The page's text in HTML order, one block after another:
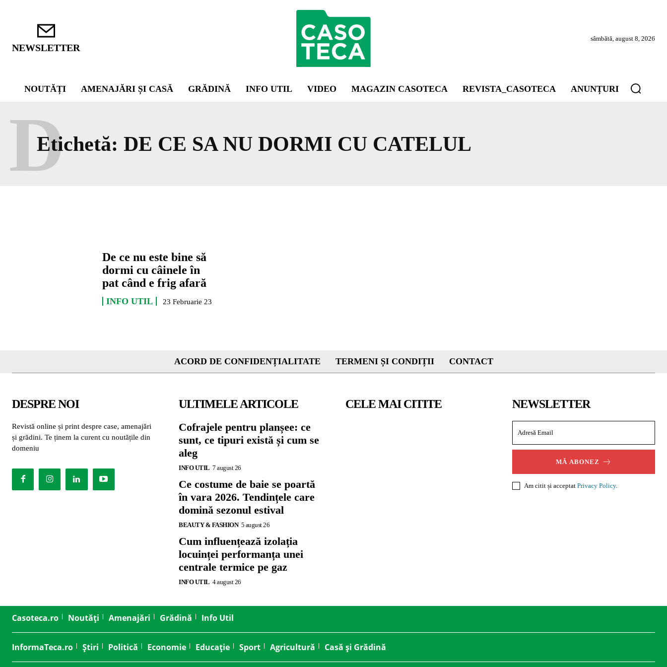
NEWSLETTER
sâmbătă, august 8, 2026
NOUTĂȚI AMENAJĂRI ȘI CASĂ GRĂDINĂ INFO UTIL VIDEO MAGAZIN CASOTECA REVISTA_CASOTECA ANUNȚURI
Etichetă: DE CE SA NU DORMI CU CATELUL
D
De ce nu este bine să
dormi cu câinele în
pat când e frig afară
INFO UTIL 23 Februarie 23
ACORD DE CONFIDENȚIALITATE TERMENI ȘI CONDIȚII CONTACT
DESPRE NOI
Revistă online și print despre case, amenajări
și grădini. Te ținem la curent cu noutățile din
domeniu
ULTIMELE ARTICOLE
Cofrajele pentru planșee: ce
sunt, ce tipuri există și cum se
aleg
INFO UTIL 7 august 26
Ce costume de baie se poartă
în vara 2026. Tendințele care
domină sezonul estival
BEAUTY & FASHION 5 august 26
Cum influențează izolația
locuinței performanța unei
centrale termice pe gaz
INFO UTIL 4 august 26
CELE MAI CITITE NEWSLETTER
MĂ ABONEZ
Am citit și acceptat Privacy Policy.
Casoteca.ro Noutăți Amenajări Grădină Info Util
InformaTeca.ro Știri Politică Economie Educație Sport Agricultură Casă și Grădină